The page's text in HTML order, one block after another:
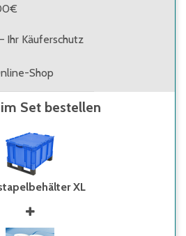
Ihr Käuferschutz
Shop
Set bestellen
XL